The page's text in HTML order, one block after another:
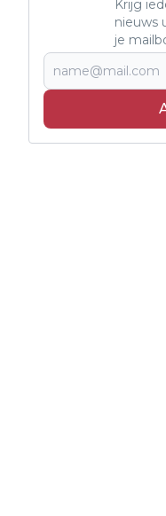
Krijg
nieuws
je